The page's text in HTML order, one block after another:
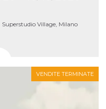
Superstudio Village, Milano
VENDITE TERMINATE